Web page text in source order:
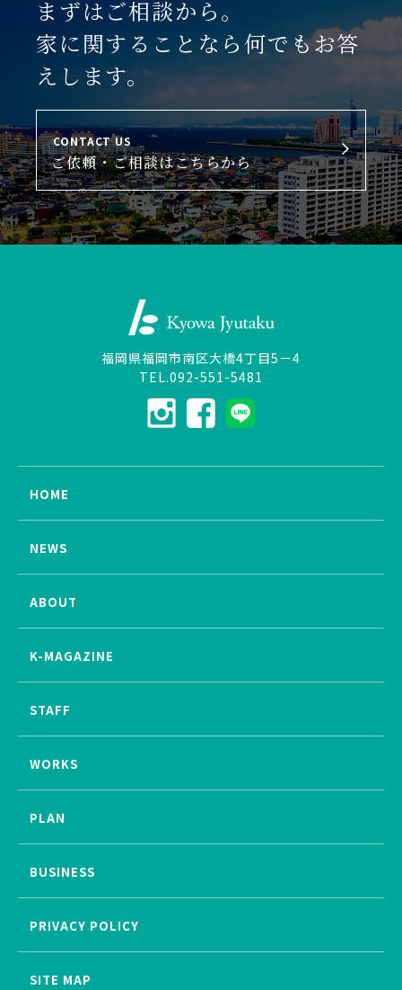
まずはご相談から。
家に関することなら何でもお答
えします。
CONTACT US
ご依頼・ご相談はこちらから
福岡県福岡市南区大橋4丁目5－4
TEL.092-551-5481
HOME
NEWS
ABOUT
K-MAGAZINE
STAFF
WORKS
PLAN
BUSINESS
PRIVACY POLICY
SITE MAP